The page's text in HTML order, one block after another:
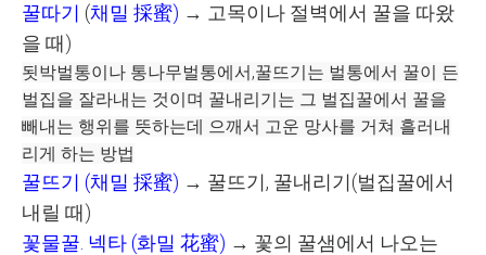
꿀따기 (채밀 採蜜) → 고목이나 절벽에서 꿀을 따왔
을 때)
됫박벌통이나 통나무벌통에서,꿀뜨기는 벌통에서 꿀이 든
벌집을 잘라내는 것이며 꿀내리기는 그 벌집꿀에서 꿀을
빼내는 행위를 뜻하는데 으깨서 고운 망사를 거쳐 흘러내
리게 하는 방법
꿀뜨기 (채밀 採蜜) → 꿀뜨기, 꿀내리기(벌집꿀에서
내릴 때)
꽃물꿀. 넥타 (화밀 花蜜) → 꽃의 꿀샘에서 나오는